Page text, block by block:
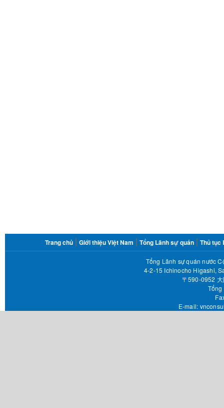
MENU
Trang chủ Giới thiệu Việt Nam Tổng Lãnh sự quán Thủ tục
Tổng Lãnh sự quán nước
4-2-15 Ichinocho Higashi,
〒590-0952
E-mail: